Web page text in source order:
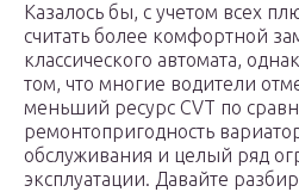
Казалось бы, с учетом всех
считать более комфортной
классического автомата,
том, что многие водители
меньший ресурс CVT по
ремонтопригодность
обслуживания и целый ряд
эксплуатации. Давайте